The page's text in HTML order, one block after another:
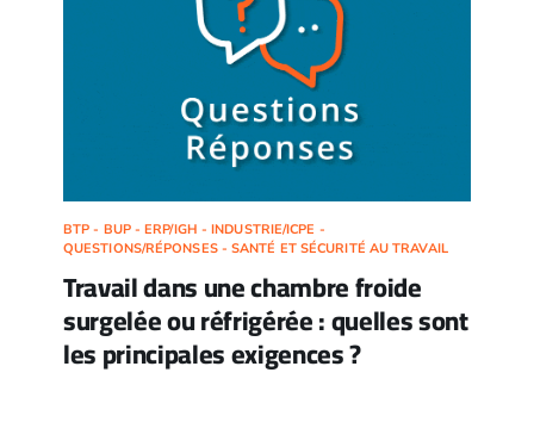
BTP - BUP - ERP/IGH - INDUSTRIE/ICPE -
QUESTIONS/RÉPONSES - SANTÉ ET SÉCURITÉ AU TRAVAIL
Travail dans une chambre froide
surgelée ou réfrigérée : quelles sont
les principales exigences ?